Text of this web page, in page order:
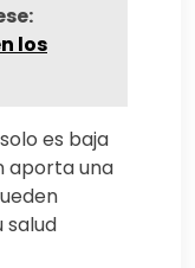
los
es baja
aporta una
salud